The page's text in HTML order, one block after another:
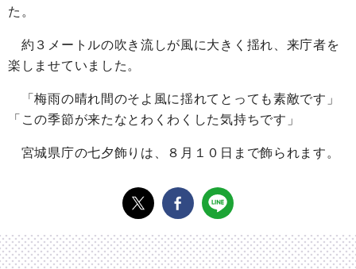
た。
約３メートルの吹き流しが風に大きく揺れ、来庁者を
楽しませていました。
「梅雨の晴れ間のそよ風に揺れてとっても素敵です」
「この季節が来たなとわくわくした気持ちです」
宮城県庁の七夕飾りは、８月１０日まで飾られます。